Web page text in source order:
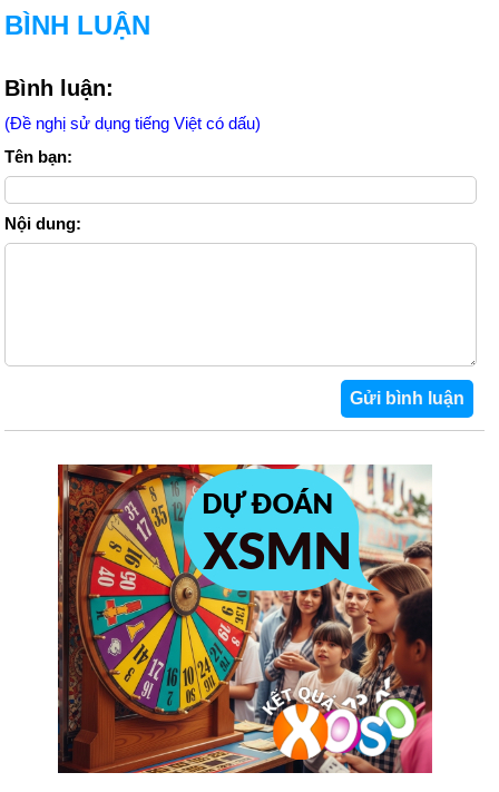
BÌNH LUẬN
Bình luận:
(Đề nghị sử dụng tiếng Việt có dấu)
Tên bạn:
Nội dung: